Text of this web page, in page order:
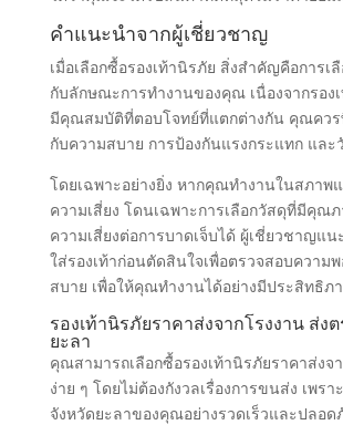
คำแนะนำจากผู้เชี่ยวชาญ
เมื่อเลือกซื้อรองเท้านิรภัย สิ่งสำคัญคือการเ
กับลักษณะการทำงานของคุณ เนื่องจากรอง
มีคุณสมบัติที่ตอบโจทย์ที่แตกต่างกัน คุณควร
กับความสบาย การป้องกันแรงกระแทก และ
โดยเฉพาะอย่างยิ่ง หากคุณทำงานในสภาพ
ความเสี่ยง โดนเฉพาะการเลือกวัสดุที่มีคุณ
ความเสี่ยงต่อการบาดเจ็บได้ ผู้เชี่ยวชาญแ
ใส่รองเท้าก่อนตัดสินใจเพื่อตรวจสอบความ
สบาย เพื่อให้คุณทำงานได้อย่างมีประสิทธิภ
รองเท้านิรภัยราคาส่งจากโรงงาน ส่ง
ยะลา
คุณสามารถเลือกซื้อรองเท้านิรภัยราคาส่งจ
ง่าย ๆ โดยไม่ต้องกังวลเรื่องการขนส่ง เพรา
จังหวัดยะลาของคุณอย่างรวดเร็วและปลอด